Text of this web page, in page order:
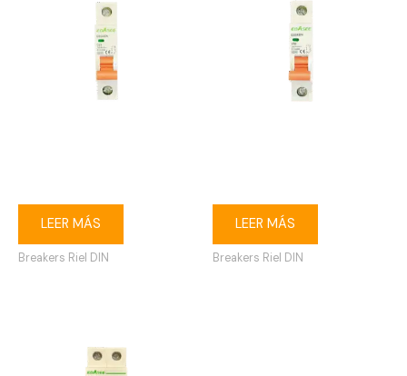
LEER MÁS
Breakers Riel DIN
LEER MÁS
Breakers Riel DIN